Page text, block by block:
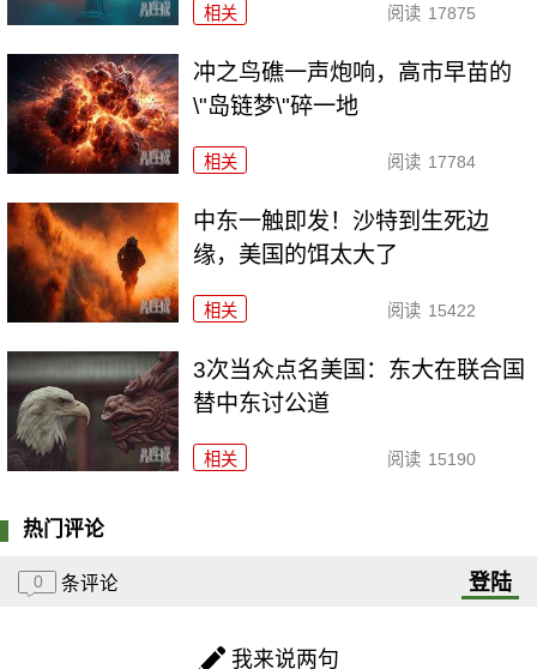
相关 阅读 17875
冲之鸟礁一声炮响，高市早苗的
\"岛链梦\"碎一地
相关 阅读 17784
中东一触即发！沙特到生死边
缘，美国的饵太大了
相关 阅读 15422
3次当众点名美国：东大在联合国
替中东讨公道
相关 阅读 15190
热门评论
0 条评论 登陆
我来说两句